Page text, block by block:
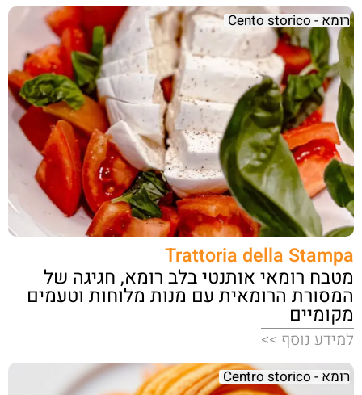
רומא - Cento storico
Trattoria della Stampa
מטבח רומאי אותנטי בלב רומא, חגיגה של
המסורת הרומאית עם מנות מלוחות וטעמים
מקומיים
למידע נוסף >>
רומא - Centro storico